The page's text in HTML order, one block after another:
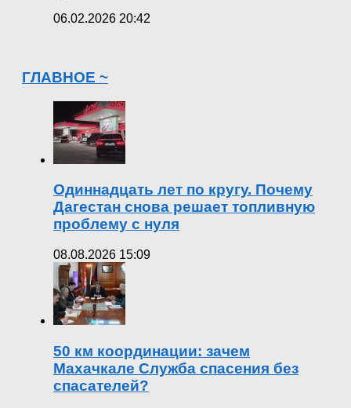
06.02.2026 20:42
ГЛАВНОЕ ~
Одиннадцать лет по кругу. Почему
Дагестан снова решает топливную
проблему с нуля
08.08.2026 15:09
50 км координации: зачем
Махачкале Служба спасения без
спасателей?